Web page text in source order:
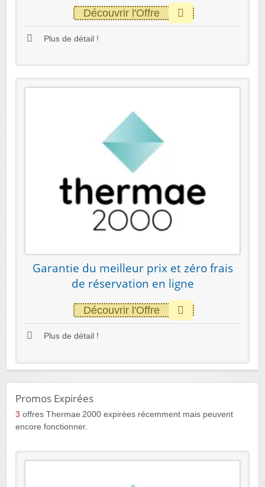
Découvrir l'Offre
Plus de détail !
Garantie du meilleur prix et zéro frais
de réservation en ligne
Découvrir l'Offre
Plus de détail !
Promos Expirées
3 offres Thermae 2000 expirées récemment mais peuvent
encore fonctionner.